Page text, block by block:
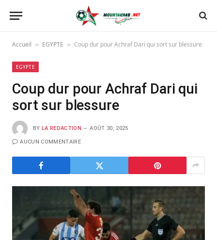
Accueil » EGYPTE » Coup dur pour Achraf Dari qui sort sur blessure
EGYPTE
Coup dur pour Achraf Dari qui
sort sur blessure
BY LA REDACTION AOÛT 30, 2025
AUCUN COMMENTAIRE